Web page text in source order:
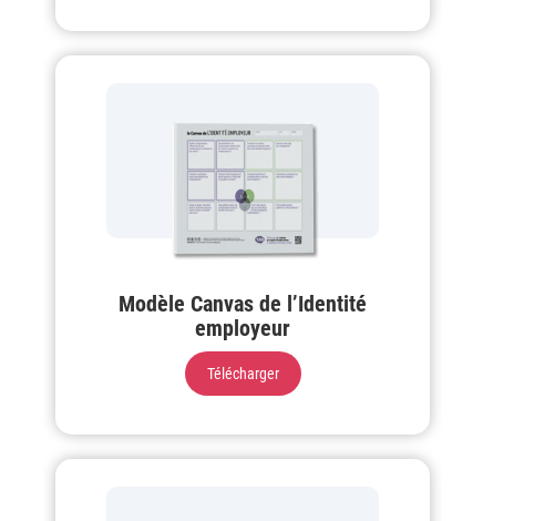
Modèle Canvas de l’Identité
employeur
Télécharger